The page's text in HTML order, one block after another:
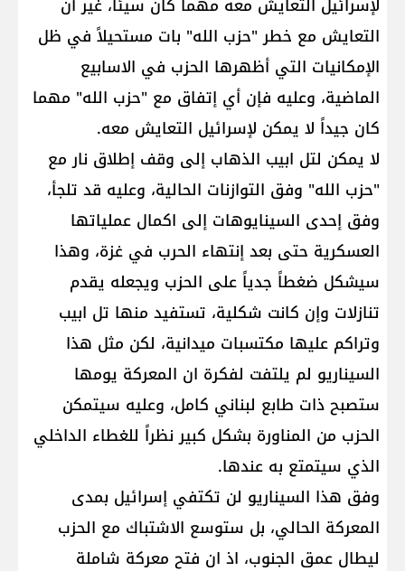
التعايش مع خطر "حزب الله" بات مستحيلاً في ظل
الإمكانيات التي أظهرها الحزب في الاسابيع
الماضية، وعليه فإن أي إتفاق مع "حزب الله" مهما
كان جيداً لا يمكن لإسرائيل التعايش معه.
لا يمكن لتل ابيب الذهاب إلى وقف إطلاق نار مع
"حزب الله" وفق التوازنات الحالية، وعليه قد تلجأ،
وفق إحدى السينايوهات إلى اكمال عملياتها
العسكرية حتى بعد إنتهاء الحرب في غزة، وهذا
سيشكل ضغطاً جدياً على الحزب ويجعله يقدم
تنازلات وإن كانت شكلية، تستفيد منها تل ابيب
وتراكم عليها مكتسبات ميدانية، لكن مثل هذا
السيناريو لم يلتفت لفكرة ان المعركة يومها
ستصبح ذات طابع لبناني كامل، وعليه سيتمكن
الحزب من المناورة بشكل كبير نظراً للغطاء الداخلي
الذي سيتمتع به عندها.
وفق هذا السيناريو لن تكتفي إسرائيل بمدى
المعركة الحالي، بل ستوسع الاشتباك مع الحزب
ليطال عمق الجنوب، اذ ان فتح معركة شاملة